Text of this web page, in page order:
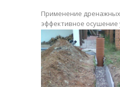
Применение
эффективное осушение